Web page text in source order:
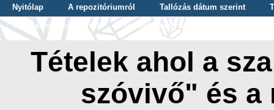
Nyitólap A repozitóriumról Tallózás dátum szerint
Tallózás szerző szerint
Tallózás nyelv szerint
Tételek ahol a
szóvivő" és a